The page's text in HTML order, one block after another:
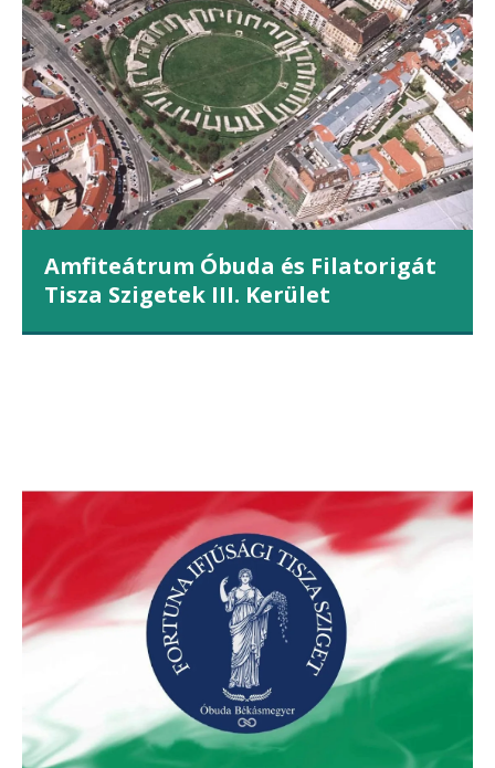
Amfiteátrum Óbuda és Filatorigát
Tisza Szigetek III. Kerület